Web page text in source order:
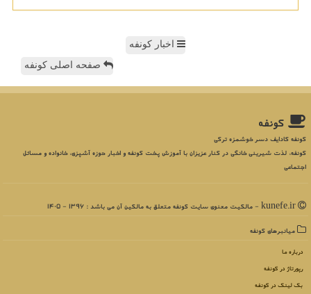
اخبار کونفه
صفحه اصلی کونفه
كونفه
کونفه کادایف دسر خوشمزه ترکی
کونفه، لذت شیرینی خانگی در کنار عزیزان با آموزش پخت کونفه و اخبار حوزه آشپزی، خانواده و مسائل
اجتماعی
میانبرهای كونفه
درباره ما
رپورتاژ در كونفه
بک لینک در كونفه